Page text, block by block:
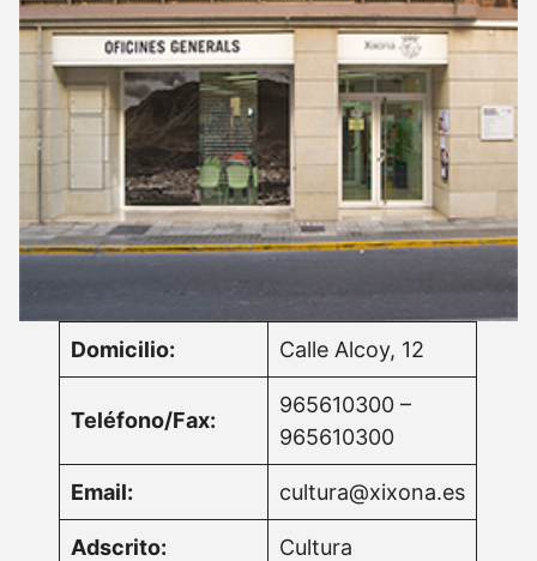
Domicilio: Calle Alcoy, 12
Teléfono/Fax:
965610300 –
965610300
Email: cultura@xixona.es
Adscrito: Cultura